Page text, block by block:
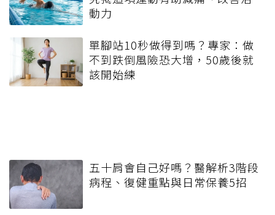
動力
單腳站10秒做得到嗎？專家：做
不到跌倒風險恐大增，50歲後就
該開始練
五十肩會自己好嗎？醫解析3階段
病程、復健重點與日常保養5招